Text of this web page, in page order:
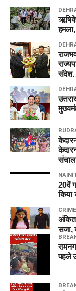
20वें
किया
CRIME
सजा,
पहले